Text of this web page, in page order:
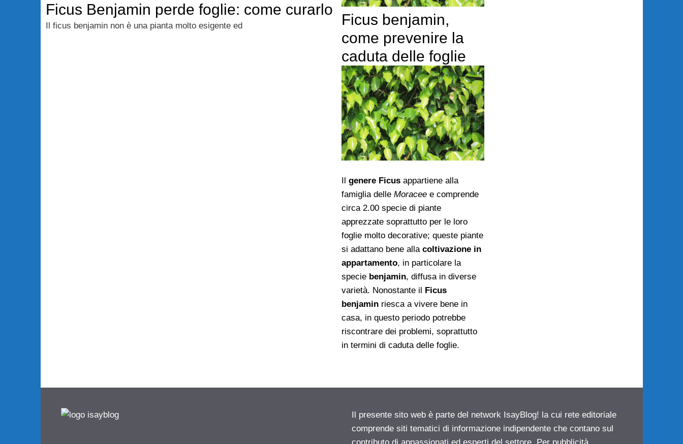
Ficus Benjamin perde foglie: come curarlo
Il ficus benjamin non è una pianta molto esigente ed
Ficus benjamin,
come prevenire la
caduta delle foglie
Il genere Ficusappartiene alla
famiglia delle Moraceee comprende
circa 2.00 specie di piante
apprezzate soprattutto per le loro
foglie molto decorative; queste piante
si adattano bene alla coltivazione in
appartamento, in particolare la
specie benjamin, diffusa in diverse
varietà. Nonostante il Ficus
benjaminriesca a vivere bene in
casa, in questo periodo potrebbe
riscontrare dei problemi, soprattutto
in termini di caduta delle foglie.
Il presente sito web è parte del network IsayBlog! la cui rete editoriale
comprende siti tematici di informazione indipendente che contano sul